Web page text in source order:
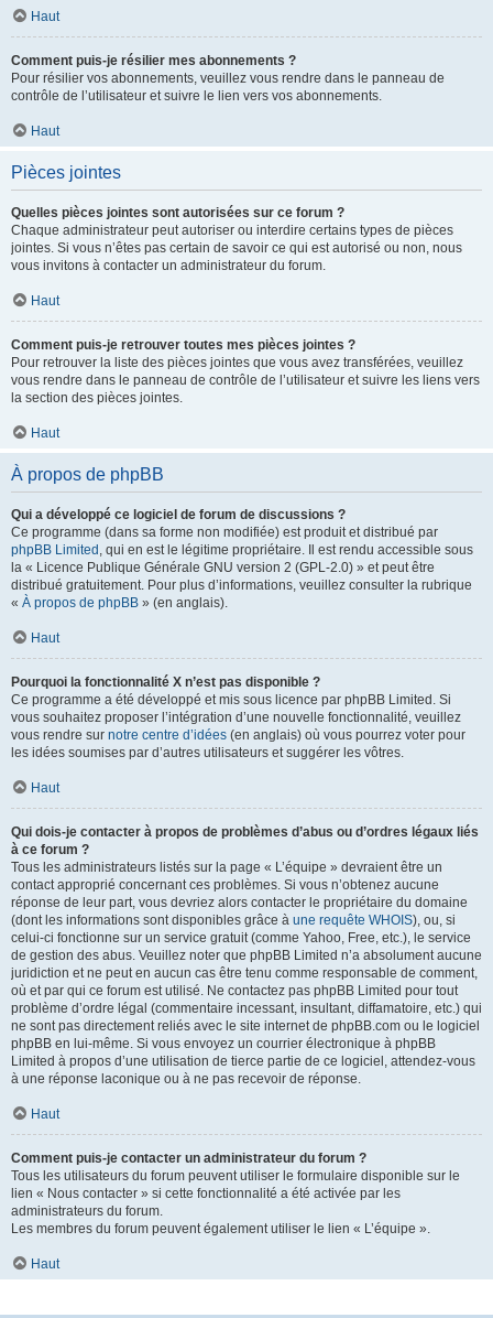
Haut
Comment puis-je résilier mes abonnements ?
Pour résilier vos abonnements, veuillez vous rendre dans le panneau de
contrôle de l’utilisateur et suivre le lien vers vos abonnements.
Haut
Pièces jointes
Quelles pièces jointes sont autorisées sur ce forum ?
Chaque administrateur peut autoriser ou interdire certains types de pièces
jointes. Si vous n’êtes pas certain de savoir ce qui est autorisé ou non, nous
vous invitons à contacter un administrateur du forum.
Haut
Comment puis-je retrouver toutes mes pièces jointes ?
Pour retrouver la liste des pièces jointes que vous avez transférées, veuillez
vous rendre dans le panneau de contrôle de l’utilisateur et suivre les liens vers
la section des pièces jointes.
Haut
À propos de phpBB
Qui a développé ce logiciel de forum de discussions ?
Ce programme (dans sa forme non modifiée) est produit et distribué par
phpBB Limited , qui en est le légitime propriétaire. Il est rendu accessible sous
la « Licence Publique Générale GNU version 2 (GPL-2.0) » et peut être
distribué gratuitement. Pour plus d’informations, veuillez consulter la rubrique
« À propos de phpBB » (en anglais).
Haut
Pourquoi la fonctionnalité X n’est pas disponible ?
Ce programme a été développé et mis sous licence par phpBB Limited. Si
vous souhaitez proposer l’intégration d’une nouvelle fonctionnalité, veuillez
vous rendre sur notre centre d’idées (en anglais) où vous pourrez voter pour
les idées soumises par d’autres utilisateurs et suggérer les vôtres.
Haut
Qui dois-je contacter à propos de problèmes d’abus ou d’ordres légaux liés
à ce forum ?
Tous les administrateurs listés sur la page « L’équipe » devraient être un
contact approprié concernant ces problèmes. Si vous n’obtenez aucune
réponse de leur part, vous devriez alors contacter le propriétaire du domaine
(dont les informations sont disponibles grâce à une requête WHOIS), ou, si
celui-ci fonctionne sur un service gratuit (comme Yahoo, Free, etc.), le service
de gestion des abus. Veuillez noter que phpBB Limited n’a absolument aucune
juridiction et ne peut en aucun cas être tenu comme responsable de comment,
où et par qui ce forum est utilisé. Ne contactez pas phpBB Limited pour tout
problème d’ordre légal (commentaire incessant, insultant, diffamatoire, etc.) qui
ne sont pas directement reliés avec le site internet de phpBB.com ou le logiciel
phpBB en lui-même. Si vous envoyez un courrier électronique à phpBB
Limited à propos d’une utilisation de tierce partie de ce logiciel, attendez-vous
à une réponse laconique ou à ne pas recevoir de réponse.
Haut
Comment puis-je contacter un administrateur du forum ?
Tous les utilisateurs du forum peuvent utiliser le formulaire disponible sur le
lien « Nous contacter » si cette fonctionnalité a été activée par les
administrateurs du forum.
Les membres du forum peuvent également utiliser le lien « L’équipe ».
Haut